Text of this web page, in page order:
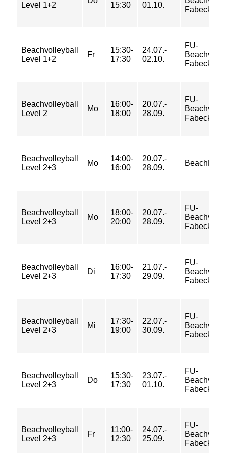
Level 1+2 15:30 01.10.
Beachvolleyball
Level 1+2
Fr
15:30-
17:30
24.07.-
02.10.
FU-
Beachvolleyball
Level 2
Mo
16:00-
18:00
20.07.-
28.09.
FU-
Beachvolleyball
Level 2+3
Mo
14:00-
16:00
20.07.-
28.09.
BeachMitte
Beachvolleyball
Level 2+3
Mo
18:00-
20:00
20.07.-
28.09.
FU-
Beachvolleyball
Level 2+3
Di
16:00-
17:30
21.07.-
29.09.
FU-
Beachvolleyball
Level 2+3
Mi
17:30-
19:00
22.07.-
30.09.
FU-
Beachvolleyball
Level 2+3
Do
15:30-
17:30
23.07.-
01.10.
FU-
Beachvolleyball
Level 2+3
Fr
11:00-
12:30
24.07.-
25.09.
FU-